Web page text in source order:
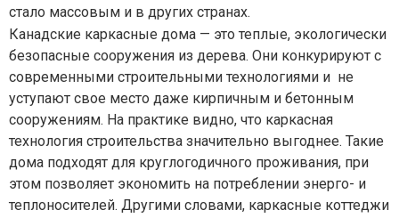
стало массовым и в других странах.
Канадские каркасные дома — это теплые, экологически
безопасные сооружения из дерева. Они конкурируют с
современными строительными технологиями и не
уступают свое место даже кирпичным и бетонным
сооружениям. На практике видно, что каркасная
технология строительства значительно выгоднее. Такие
дома подходят для круглогодичного проживания, при
этом позволяет экономить на потреблении энерго- и
теплоносителей. Другими словами, каркасные коттеджи